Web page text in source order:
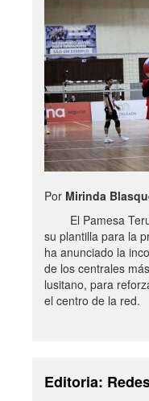
Por Mirinda
El Pamesa
su plantilla para la
ha anunciado la
de los centrales
lusitano, para
el centro de la red.
Editoria: